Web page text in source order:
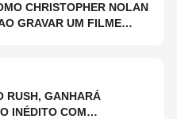
CHRISTOPHER NOLAN
GRAVAR UM FILME
RUSH, GANHARÁ
INÉDITO COM